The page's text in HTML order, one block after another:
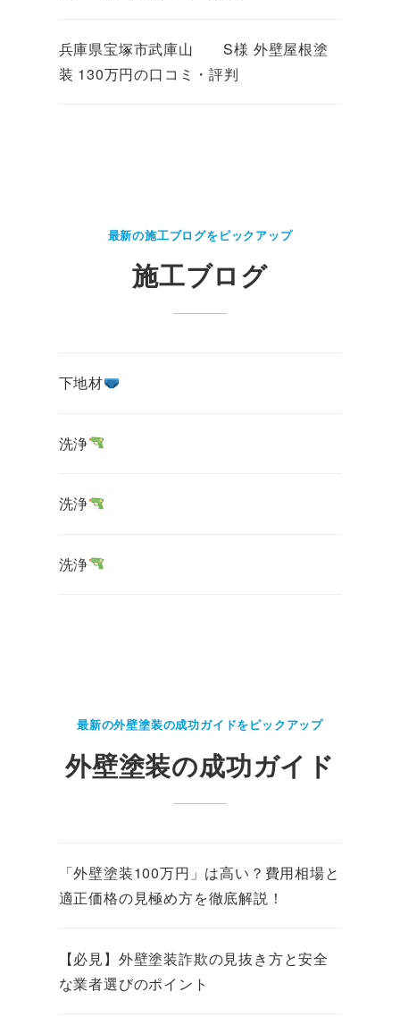
兵庫県宝塚市武庫山 S様 外壁屋根塗
装 130万円の口コミ・評判
最新の施工ブログをピックアップ
施工ブログ
下地材
洗浄
洗浄
洗浄
最新の外壁塗装の成功ガイドをピックアップ
外壁塗装の成功ガイド
「外壁塗装100万円」は高い？費用相場と
適正価格の見極め方を徹底解説！
【必見】外壁塗装詐欺の見抜き方と安全
な業者選びのポイント